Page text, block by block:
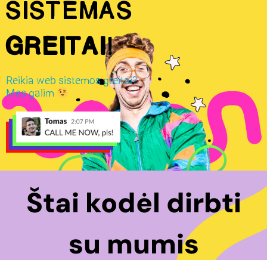
sistemas
GREITAI!
Reikia web sistemos greitai?
Mes galim
Štai kodėl dirbti
su mumis